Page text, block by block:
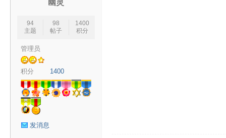
幽灵
94
主题
98
帖子
1400
积分
管理员
积分 1400
发消息